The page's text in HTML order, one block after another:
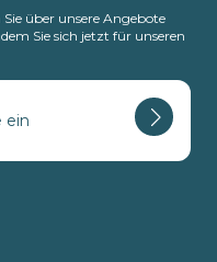
über unsere Angebote
Sie sich jetzt für unseren